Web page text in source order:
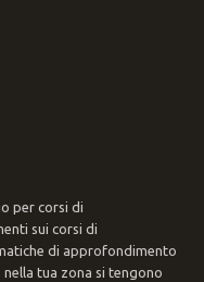
per corsi di
sui corsi di
di approfondimento
nella tua zona si tengono